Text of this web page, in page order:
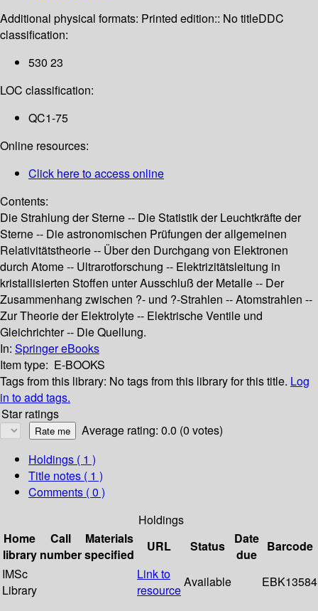
Additional physical formats: Printed edition:: No titleDDC
classification:
530 23
LOC classification:
QC1-75
Online resources:
Click here to access online
Contents:
Die Strahlung der Sterne -- Die Statistik der Leuchtkräfte der
Sterne -- Die astronomischen Prüfungen der allgemeinen
Relativitätstheorie -- Über den Durchgang von Elektronen
durch Atome -- Ultrarotforschung -- Elektrizitätsleitung in
kristallisierten Stoffen unter Ausschluß der Metalle -- Der
Zusammenhang zwischen ?- und ?-Strahlen -- Atomstrahlen --
Zur Theorie der Elektrolyte -- Elektrische Ventile und
Gleichrichter -- Die Quellung.
In: Springer eBooks
Item type: E-BOOKS
Tags from this library: No tags from this library for this title. Log
in to add tags.
Star ratings
Average rating: 0.0 (0 votes)
Holdings ( 1 )
Title notes ( 1 )
Comments ( 0 )
Holdings
Home
library
Call
number
Materials
specified
URL Status
Date
due
Barcode
IMSc
Library
Link to
resource
Available EBK13584